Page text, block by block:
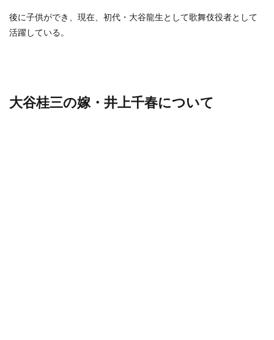
後に子供ができ、現在、初代・大谷龍生として歌舞伎役者として
活躍している。
大谷桂三の嫁・井上千春について